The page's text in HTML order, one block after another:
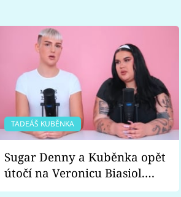
TADEÁŠ KUBĚNKA
Sugar Denny a Kuběnka opět
útočí na Veronicu Biasiol.
Proč je podle nich falešná a